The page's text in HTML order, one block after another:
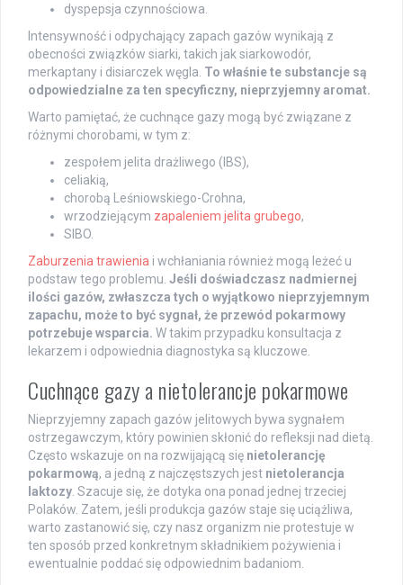
dyspepsja czynnościowa.
Intensywność i odpychający zapach gazów wynikają z
obecności związków siarki, takich jak siarkowodór,
merkaptany i disiarczek węgla. To właśnie te substancje są
odpowiedzialne za ten specyficzny, nieprzyjemny aromat.
Warto pamiętać, że cuchnące gazy mogą być związane z
różnymi chorobami, w tym z:
zespołem jelita drażliwego (IBS),
celiakią,
chorobą Leśniowskiego-Crohna,
wrzodziejącym zapaleniem jelita grubego,
SIBO.
Zaburzenia trawienia i wchłaniania również mogą leżeć u
podstaw tego problemu. Jeśli doświadczasz nadmiernej
ilości gazów, zwłaszcza tych o wyjątkowo nieprzyjemnym
zapachu, może to być sygnał, że przewód pokarmowy
potrzebuje wsparcia. W takim przypadku konsultacja z
lekarzem i odpowiednia diagnostyka są kluczowe.
Cuchnące gazy a nietolerancje pokarmowe
Nieprzyjemny zapach gazów jelitowych bywa sygnałem
ostrzegawczym, który powinien skłonić do refleksji nad dietą.
Często wskazuje on na rozwijającą się nietolerancję
pokarmową, a jedną z najczęstszych jest nietolerancja
laktozy. Szacuje się, że dotyka ona ponad jednej trzeciej
Polaków. Zatem, jeśli produkcja gazów staje się uciążliwa,
warto zastanowić się, czy nasz organizm nie protestuje w
ten sposób przed konkretnym składnikiem pożywienia i
ewentualnie poddać się odpowiednim badaniom.